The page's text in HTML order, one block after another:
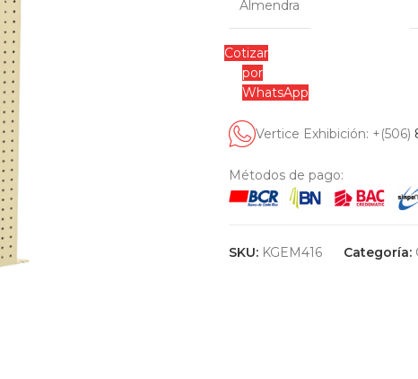
Almendra
Cotizar
por
WhatsApp
Vertice Exhibición: +(506)
Métodos de pago:
SKU: KGEM416 Categoría: